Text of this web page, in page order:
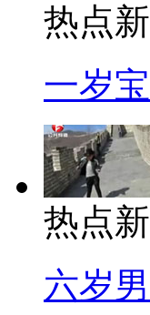
热点
一岁
热点
六岁